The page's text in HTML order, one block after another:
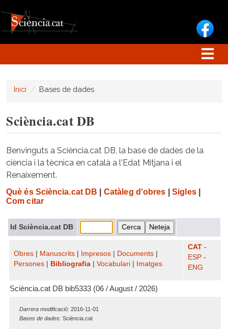
Inici Bases de dades
Sciència.cat DB
Benvinguts a Sciència.cat DB, la base de dades de la
ciència i la tècnica en català a l'Edat Mitjana i el
Renaixement.
Què és Sciència.cat DB Catàleg d'obres Sigles|
Com citar
Id Sciència.cat DB
Obres Manuscrits Impresos Documents
Persones
Bibliografia Vocabulari Imatges
CAT -
ESP -
ENG
Sciència.cat DB bib5333 (06 / August / 2026)
Darrera modificació: 2016-11-01
Bases de dades: Sciència.cat